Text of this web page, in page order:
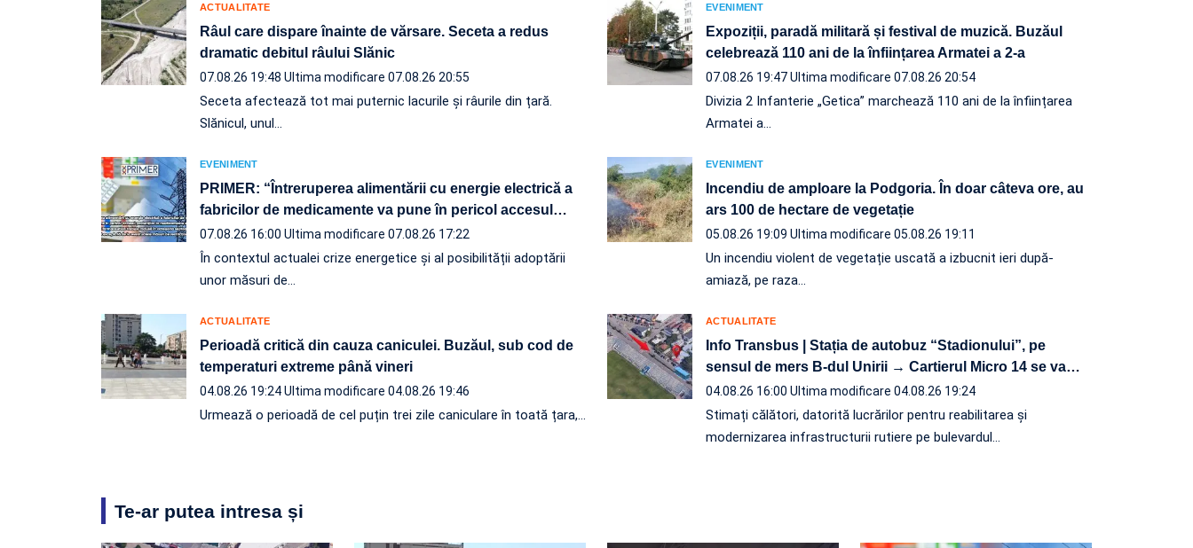
ACTUALITATE
Râul care dispare înainte de vărsare. Seceta a redus
dramatic debitul râului Slănic
07.08.26 19:48 Ultima modificare 07.08.26 20:55
Seceta afectează tot mai puternic lacurile și râurile din țară.
Slănicul, unul…
EVENIMENT
Expoziții, paradă militară și festival de muzică. Buzăul
celebrează 110 ani de la înființarea Armatei a 2-a
07.08.26 19:47Ultima modificare 07.08.26 20:54
Divizia 2 Infanterie „Getica” marchează 110 ani de la înființarea
Armatei a…
EVENIMENT
PRIMER: “Întreruperea alimentării cu energie electrică a
fabricilor de medicamente va pune în pericol accesul …
07.08.26 16:00 Ultima modificare 07.08.26 17:22
În contextul actualei crize energetice și al posibilității adoptării
unor măsuri de…
EVENIMENT
Incendiu de amploare la Podgoria. În doar câteva ore, au
ars 100 de hectare de vegetație
05.08.26 19:09 Ultima modificare 05.08.26 19:11
Un incendiu violent de vegetație uscată a izbucnit ieri după-
amiază, pe raza…
ACTUALITATE
Perioadă critică din cauza caniculei. Buzăul, sub cod de
temperaturi extreme până vineri
04.08.26 19:24Ultima modificare 04.08.26 19:46
Urmează o perioadă de cel puțin trei zile caniculare în toată țara,…
ACTUALITATE
Info Transbus | Stația de autobuz “Stadionului”, pe
sensul de mers B-dul Unirii → Cartierul Micro 14 se va…
04.08.26 16:00 Ultima modificare 04.08.26 19:24
Stimați călători, datorită lucrărilor pentru reabilitarea și
modernizarea infrastructurii rutiere pe bulevardul…
Te-ar putea intresa și